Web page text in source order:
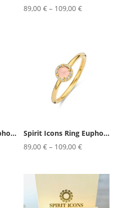
89,00€ – 109,00€
Spirit Icons Ring Euphoria Pearl
Spirit Icons Ring Euphoria Rose
89,00€ – 109,00€